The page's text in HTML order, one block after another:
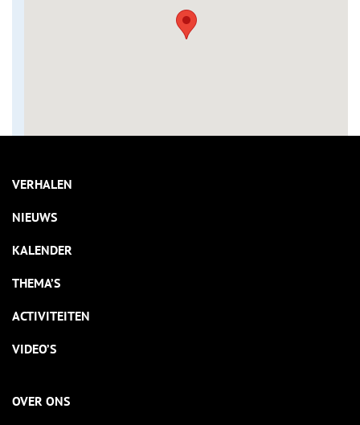
VERHALEN
NIEUWS
KALENDER
THEMA’S
ACTIVITEITEN
VIDEO’S
OVER ONS